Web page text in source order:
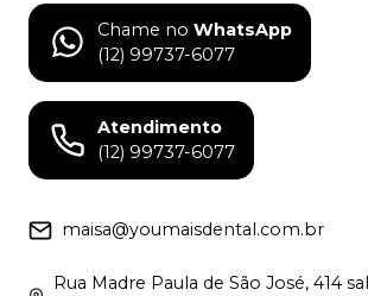
Chame no WhatsApp
(12) 99737-6077
Atendimento
(12) 99737-6077
maisa@youmaisdental.com.br
Rua Madre Paula de São José, 414